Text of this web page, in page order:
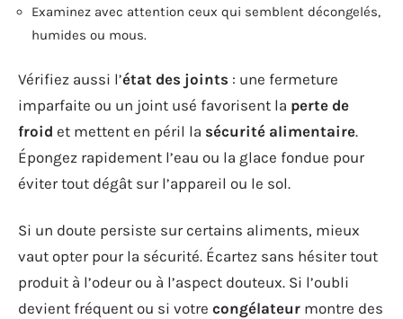
Examinez avec attention ceux qui semblent décongelés,
humides ou mous.
Vérifiez aussi l’état des joints : une fermeture
imparfaite ou un joint usé favorisent la perte de
froid et mettent en péril la sécurité alimentaire.
Épongez rapidement l’eau ou la glace fondue pour
éviter tout dégât sur l’appareil ou le sol.
Si un doute persiste sur certains aliments, mieux
vaut opter pour la sécurité. Écartez sans hésiter tout
produit à l’odeur ou à l’aspect douteux. Si l’oubli
devient fréquent ou si votre congélateur montre des